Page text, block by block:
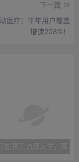
下一篇
医疗：半年用户覆盖
增速208%！